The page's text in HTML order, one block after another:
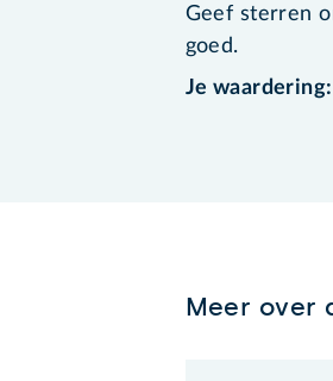
Geef sterren
goed.
Je waardering:
Meer over